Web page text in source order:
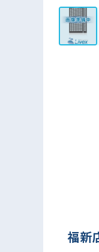
福新